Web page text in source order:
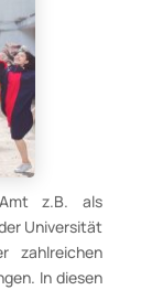
z.B. als
Universität
zahlreichen
In diesen